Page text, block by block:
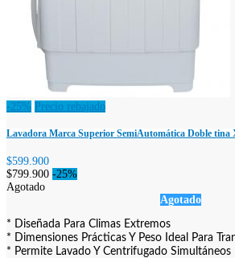
-25% Precio rebajado
Lavadora Marca Superior SemiAutomática Doble tina
$599.900
$799.900 -25%
Agotado
Agotado
* Diseñada Para Climas Extremos
* Dimensiones Prácticas Y Peso Ideal Para
* Permite Lavado Y Centrifugado Simultáneos